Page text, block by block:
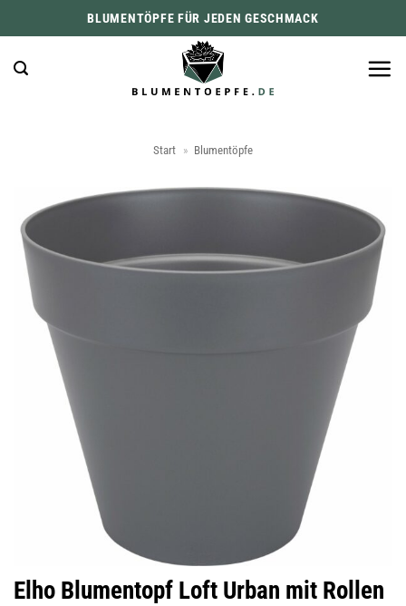
Inhalt
springen
BLUMENTÖPFE FÜR JEDEN GESCHMACK
Start » Blumentöpfe
Elho Blumentopf Loft Urban mit Rollen